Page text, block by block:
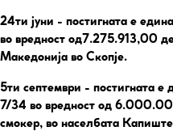
24ти јуни - постигната е
во вредност од7.275.913,00
Македонија во Скопје.
5ти септември - постигната е
7/34 во вредност од
смокер, во населбата